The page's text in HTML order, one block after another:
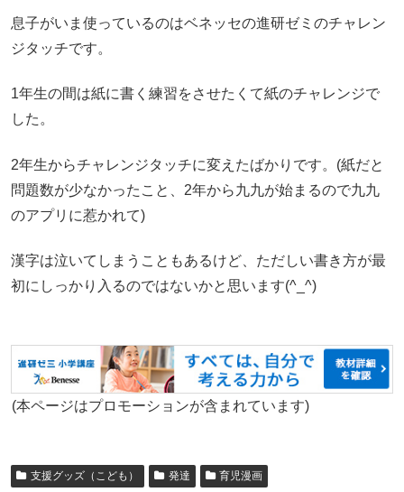
息子がいま使っているのはベネッセの進研ゼミのチャレン
ジタッチです。
1年生の間は紙に書く練習をさせたくて紙のチャレンジで
した。
2年生からチャレンジタッチに変えたばかりです。(紙だと
問題数が少なかったこと、2年から九九が始まるので九九
のアプリに惹かれて)
漢字は泣いてしまうこともあるけど、ただしい書き方が最
初にしっかり入るのではないかと思います(^_^)
(本ページはプロモーションが含まれています)
支援グッズ（こども） 発達 育児漫画